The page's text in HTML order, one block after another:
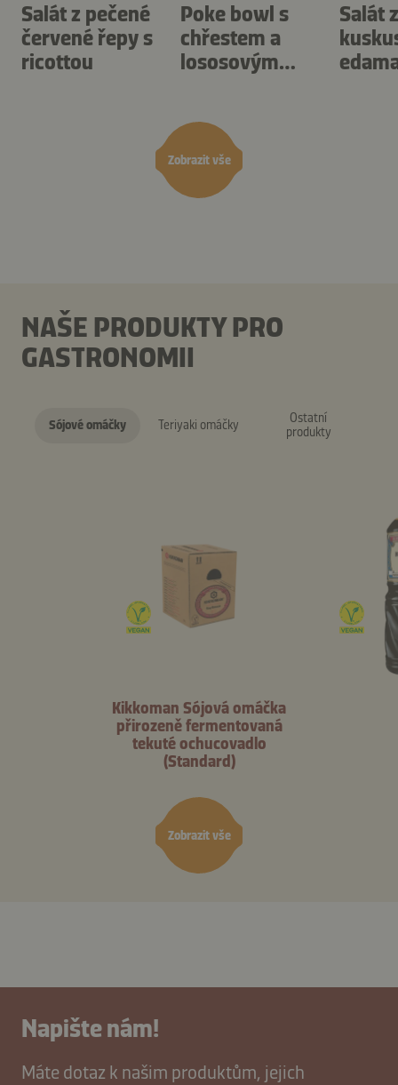
Zobrazit vše
Salát z pečené
červené řepy s
ricottou
Poke bowl s
chřestem a
lososovým
Salát z
NAŠE PRODUKTY PRO
GASTRONOMII
Zobrazit vše
Sójové omáčky Teriyaki omáčky
Ostatní
produkty
Kikkoman Sójová omáčka
přirozeně fermentovaná
tekuté ochucovadlo
(Standard)
Napište nám!
Máte dotaz k našim produktům, jejich